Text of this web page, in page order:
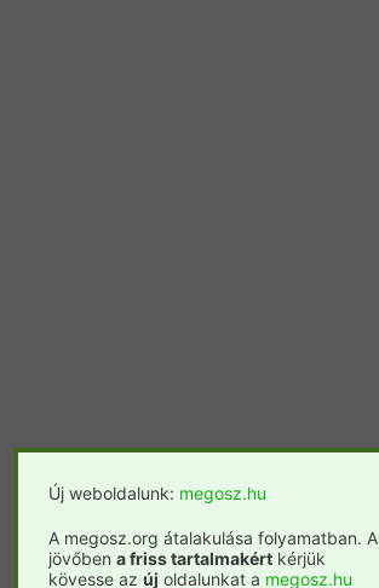
Új weboldalunk: megosz.hu
A megosz.org átalakulása folyamatban. A
jövőben a friss tartalmakért kérjük
kövesse az új oldalunkat a megosz.hu